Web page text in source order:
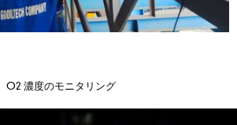
O2 濃度のモニタリング